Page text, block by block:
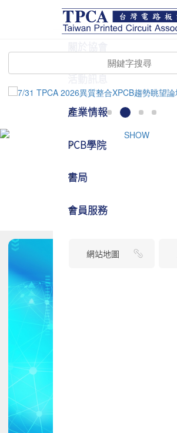
TPCA
活動訊息
產業情報
PCB學院
書局
會員服務
網站地圖